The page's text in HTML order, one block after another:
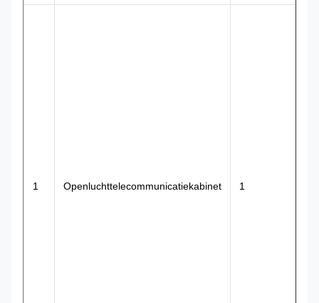
1 Openluchttelecommunicatiekabinet 1